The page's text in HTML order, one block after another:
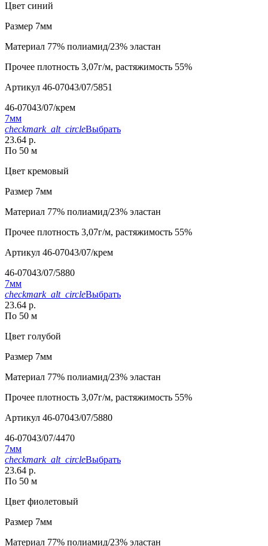
Цвет синий
Размер 7мм
Материал 77% полиамид/23% эластан
Прочее плотность 3,07г/м, растяжимость 55%
Артикул 46-07043/07/5851
46-07043/07/крем
7мм
checkmark_alt_circleВыбрать
23.64 р.
По 50 м
Цвет кремовый
Размер 7мм
Материал 77% полиамид/23% эластан
Прочее плотность 3,07г/м, растяжимость 55%
Артикул 46-07043/07/крем
46-07043/07/5880
7мм
checkmark_alt_circleВыбрать
23.64 р.
По 50 м
Цвет голубой
Размер 7мм
Материал 77% полиамид/23% эластан
Прочее плотность 3,07г/м, растяжимость 55%
Артикул 46-07043/07/5880
46-07043/07/4470
7мм
checkmark_alt_circleВыбрать
23.64 р.
По 50 м
Цвет фиолетовый
Размер 7мм
Материал 77% полиамид/23% эластан